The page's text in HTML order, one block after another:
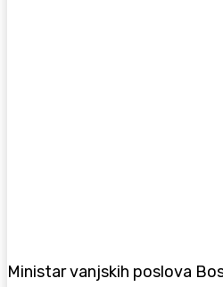
Ministar vanjskih poslova